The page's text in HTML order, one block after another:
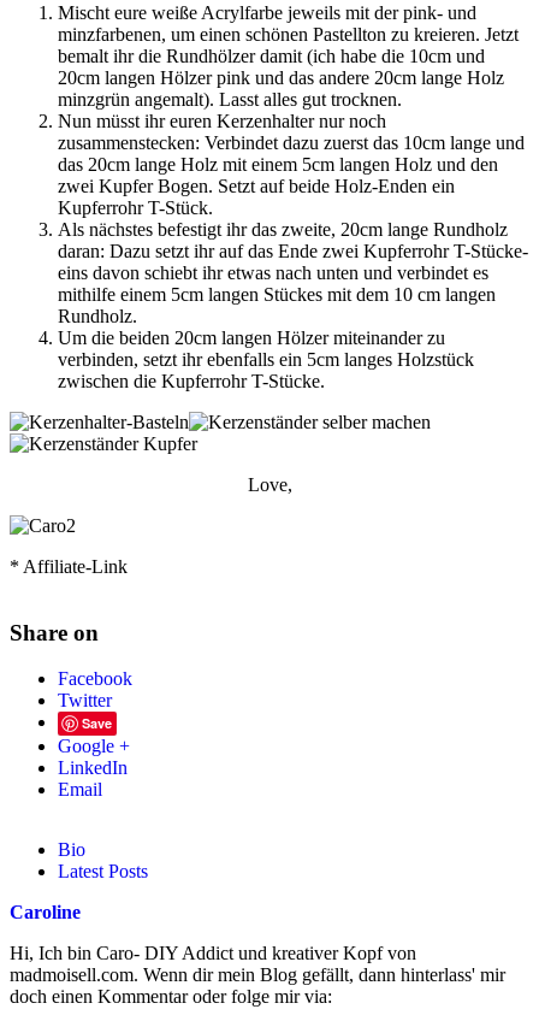
Mischt eure weiße Acrylfarbe jeweils mit der pink- und
minzfarbenen, um einen schönen Pastellton zu kreieren. Jetzt
bemalt ihr die Rundhölzer damit (ich habe die 10cm und
20cm langen Hölzer pink und das andere 20cm lange Holz
minzgrün angemalt). Lasst alles gut trocknen.
Nun müsst ihr euren Kerzenhalter nur noch
zusammenstecken: Verbindet dazu zuerst das 10cm lange und
das 20cm lange Holz mit einem 5cm langen Holz und den
zwei Kupfer Bogen. Setzt auf beide Holz-Enden ein
Kupferrohr T-Stück.
Als nächstes befestigt ihr das zweite, 20cm lange Rundholz
daran: Dazu setzt ihr auf das Ende zwei Kupferrohr T-Stücke-
eins davon schiebt ihr etwas nach unten und verbindet es
mithilfe einem 5cm langen Stückes mit dem 10 cm langen
Rundholz.
Um die beiden 20cm langen Hölzer miteinander zu
verbinden, setzt ihr ebenfalls ein 5cm langes Holzstück
zwischen die Kupferrohr T-Stücke.
Love,
* Affiliate-Link
Share on
Facebook
Twitter
Save
Google +
LinkedIn
Email
Bio
Latest Posts
Caroline
Hi, Ich bin Caro- DIY Addict und kreativer Kopf von
madmoisell.com. Wenn dir mein Blog gefällt, dann hinterlass' mir
doch einen Kommentar oder folge mir via: